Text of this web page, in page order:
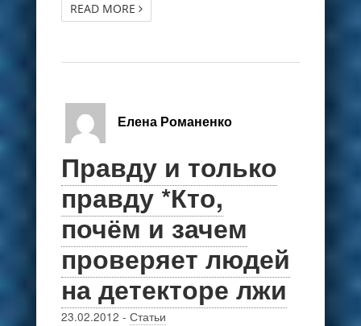
READ MORE
Елена Романенко
Правду и только
правду *Кто,
почём и зачем
проверяет людей
на детекторе лжи
23.02.2012 - Статьи